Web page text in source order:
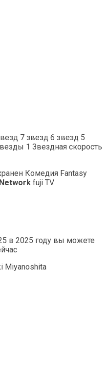
7 звезд 6 звезд 5
1 Звездная скорость
Комедия Fantasy
Network fuji TV
Miyanoshita